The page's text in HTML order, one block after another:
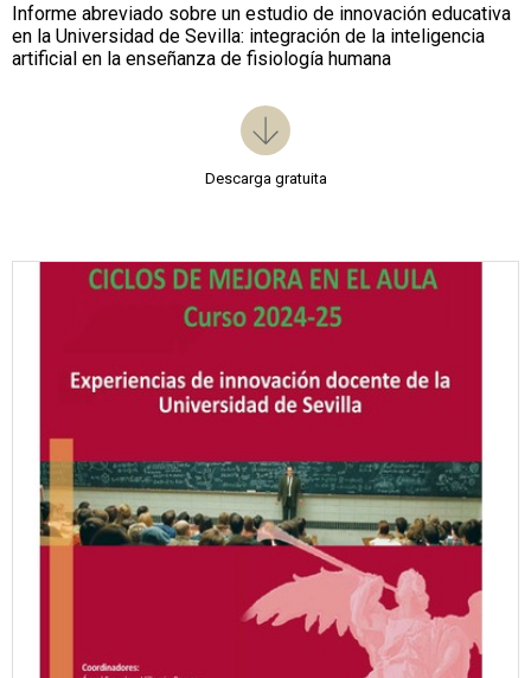
Informe abreviado sobre un estudio de innovación educativa
en la Universidad de Sevilla: integración de la inteligencia
artificial en la enseñanza de fisiología humana
Descarga gratuita